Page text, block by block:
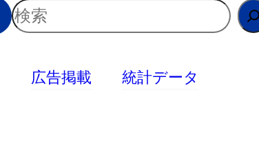
検
索
広告掲載 統計データ